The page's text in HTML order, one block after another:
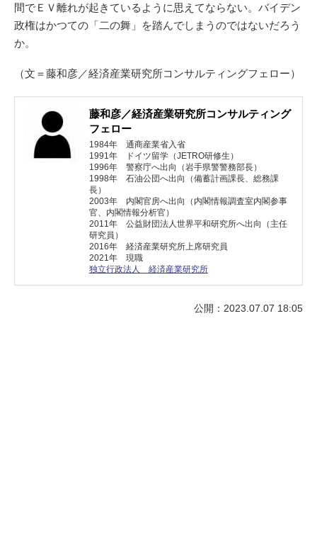
間でＥＶ離れが起きているように思えてならない。バイデン
政権はかつての「二の舞」を踏んでしまうのではないだろう
か。
（文＝藤和彦／経済産業研究所コンサルティングフェロー）
藤和彦／経済産業研究所コンサルティング
フェロー
1984年 通商産業省入省
1991年 ドイツ留学（JETRO研修生）
1996年 警察庁へ出向（岩手県警警務部長）
1998年 石油公団へ出向（備蓄計画課長、総務課
長）
2003年 内閣官房へ出向（内閣情報調査室内閣参事
官、内閣情報分析官）
2011年 公益財団法人世界平和研究所へ出向（主任
研究員）
2016年 経済産業研究所上席研究員
2021年 現職
独立行政法人 経済産業研究所
公開：2023.07.07 18:05